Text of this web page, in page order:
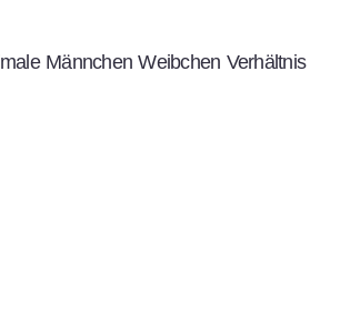
Männchen Weibchen Verhältnis